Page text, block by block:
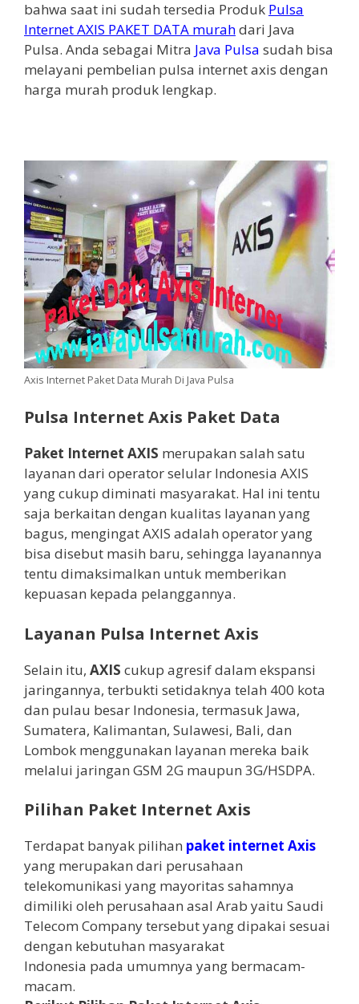
bahwa saat ini sudah tersedia Produk Pulsa
Internet AXIS PAKET DATA murahdari Java
Pulsa. Anda sebagai Mitra Java Pulsa sudah bisa
melayani pembelian pulsa internet axis dengan
harga murah produk lengkap.
Axis Internet Paket Data Murah Di Java Pulsa
Pulsa Internet Axis Paket Data
Paket Internet AXIS merupakan salah satu
layanan dari operator selular Indonesia AXIS
yang cukup diminati masyarakat. Hal ini tentu
saja berkaitan dengan kualitas layanan yang
bagus, mengingat AXIS adalah operator yang
bisa disebut masih baru, sehingga layanannya
tentu dimaksimalkan untuk memberikan
kepuasan kepada pelanggannya.
Layanan Pulsa Internet Axis
Selain itu, AXIS cukup agresif dalam ekspansi
jaringannya, terbukti setidaknya telah 400 kota
dan pulau besar Indonesia, termasuk Jawa,
Sumatera, Kalimantan, Sulawesi, Bali, dan
Lombok menggunakan layanan mereka baik
melalui jaringan GSM 2G maupun 3G/HSDPA.
Pilihan Paket Internet Axis
Terdapat banyak pilihan paket internet Axis
yang merupakan dari perusahaan
telekomunikasi yang mayoritas sahamnya
dimiliki oleh perusahaan asal Arab yaitu Saudi
Telecom Company tersebut yang dipakai sesuai
dengan kebutuhan masyarakat
Indonesia pada umumnya yang bermacam-
macam.